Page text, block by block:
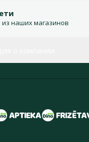
из наших магазинов